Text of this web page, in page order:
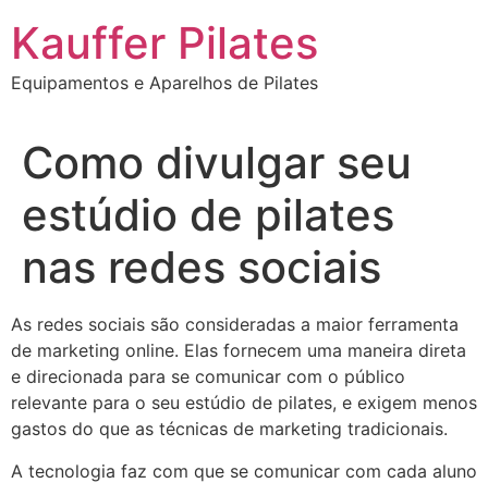
para
conteúdo
Kauffer Pilates
Equipamentos e Aparelhos de Pilates
Como divulgar seu
estúdio de pilates
nas redes sociais
As redes sociais são consideradas a maior ferramenta
de marketing online. Elas fornecem uma maneira direta
e direcionada para se comunicar com o público
relevante para o seu estúdio de pilates, e exigem menos
gastos do que as técnicas de marketing tradicionais.
A tecnologia faz com que se comunicar com cada aluno